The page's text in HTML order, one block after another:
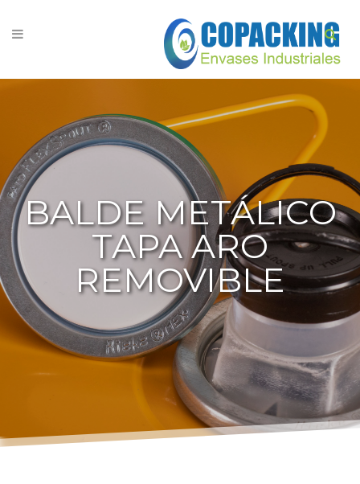
BALDE METÁLICO
TAPA ARO
REMOVIBLE